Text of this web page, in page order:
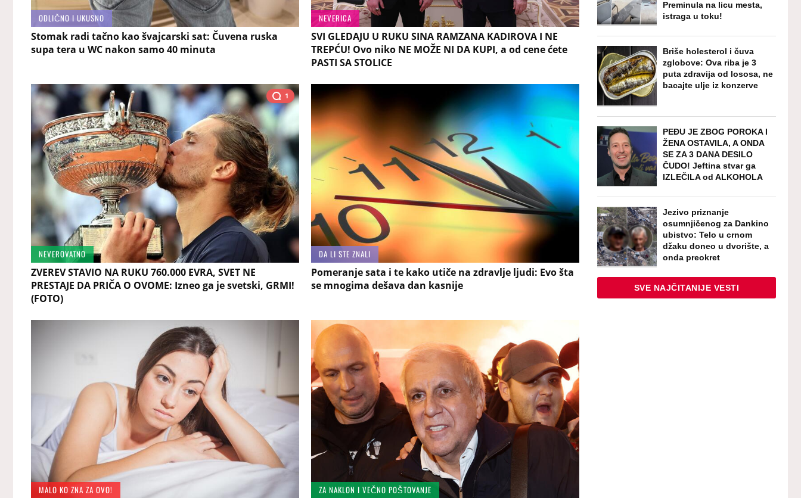
ODLIČNO I UKUSNO
Stomak radi tačno kao švajcarski sat: Čuvena ruska
supa tera u WC nakon samo 40 minuta
NEVERICA
SVI GLEDAJU U RUKU SINA RAMZANA KADIROVA I NE
TREPĆU! Ovo niko NE MOŽE NI DA KUPI, a od cene ćete
PASTI SA STOLICE
1
NEVEROVATNO
ZVEREV STAVIO NA RUKU 760.000 EVRA, SVET NE
PRESTAJE DA PRIČA O OVOME: Izneo ga je svetski, GRMI!
(FOTO)
DA LI STE ZNALI
Pomeranje sata i te kako utiče na zdravlje ljudi: Evo šta
se mnogima dešava dan kasnije
MALO KO ZNA ZA OVO! ZA NAKLON I VEČNO POŠTOVANJE
Preminula na licu mesta,
istraga u toku!
Briše holesterol i čuva
zglobove: Ova riba je 3
puta zdravija od lososa, ne
bacajte ulje iz konzerve
PEĐU JE ZBOG POROKA I
ŽENA OSTAVILA, A ONDA
SE ZA 3 DANA DESILO
ČUDO! Jeftina stvar ga
IZLEČILA od ALKOHOLA
Jezivo priznanje
osumnjičenog za Dankino
ubistvo: Telo u crnom
džaku doneo u dvorište, a
onda preokret
SVE NAJČITANIJE VESTI